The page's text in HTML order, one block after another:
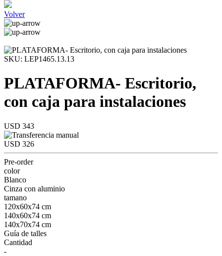
Volver
SKU: LEP1465.13.13
PLATAFORMA- Escritorio,
con caja para instalaciones
USD 343
USD 326
Pre-order
color
Blanco
Cinza con aluminio
tamano
120x60x74 cm
140x60x74 cm
140x70x74 cm
Guía de talles
Cantidad
-